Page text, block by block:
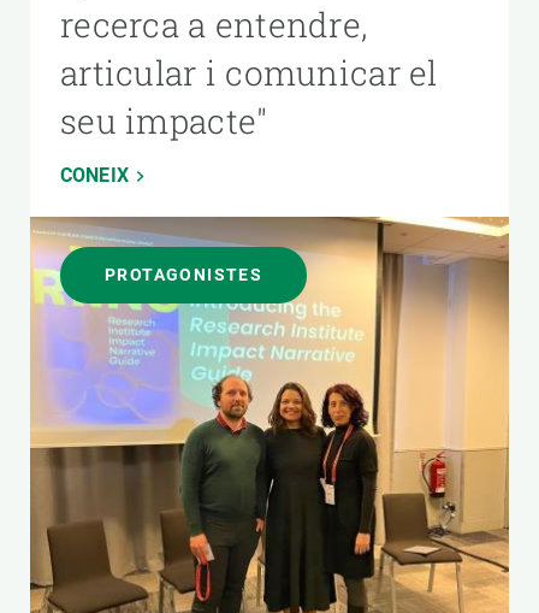
recerca a entendre,
articular i comunicar el
seu impacte"
CONEIX
PROTAGONISTES